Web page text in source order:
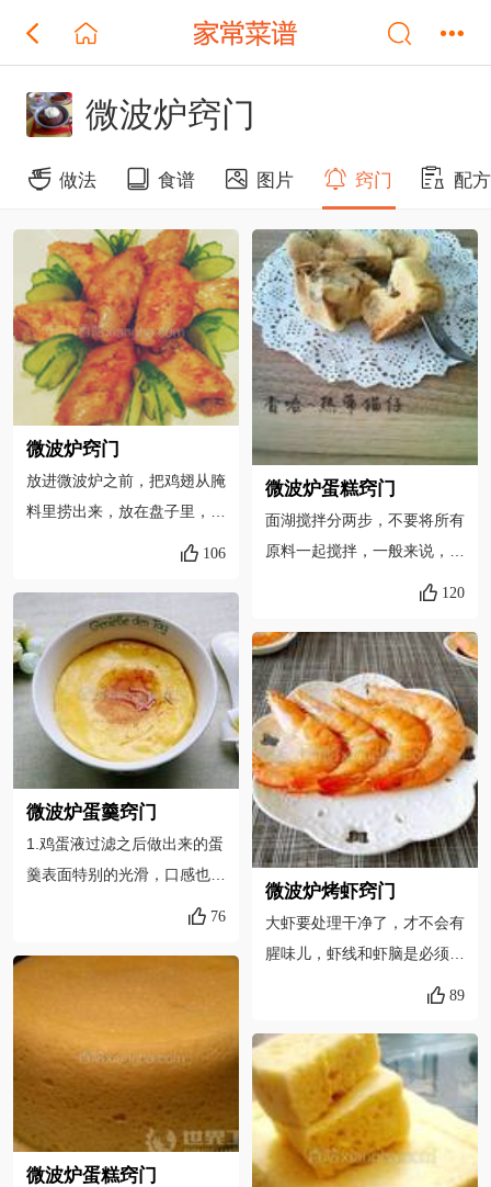
微波炉窍门
做法 食谱 图片 窍门 配方
微波炉窍门
放进微波炉之前，把鸡翅从腌
料里捞出来，放在盘子里，在
表面刷一层少量的蜂蜜，记住
味，如果蜂蜜量过多，鸡翅就
会变焦啦。 还有就是，烤完
之后盘子是很烫的，要带隔热
手套，防止烫手哦~
106
微波炉蛋羹窍门
1.鸡蛋液过滤之后做出来的蛋
羹表面特别的光滑，口感也很
细腻。2.鸡蛋液可以直接敲入
多少毫升的水，1:1的比例绝
的。3.金属的碗不能放进微波
炉微波，亲们不要忘记哦。4.
大家微波炉都不一样，所以时
间要自己调整。5.不喜欢吃淡
口味蛋羹的亲可以自己加盐。
76
微波炉蛋糕窍门
微波炉蛋糕窍门
面湖搅拌分两步，不要将所有
原料一起搅拌，一般来说，鸡
蛋约重50克左右，用这种鸡
即可出好，而对于达到60克
左右的鸡蛋，则需适当延长微
波炉时间10秒左右，另外，
如果鸡蛋是刚从冰箱取出，则
还需要将微波炉时间再延长
20秒左右。放入油的份量按
1+1的放(1+1半匙)按半份量
来加，依次类推。加热过度会
影响蛋糕的质量和口感，使用
带盖的微波炉专用器皿有利于
保持蛋糕的水分，制作效果会
120
微波炉烤虾窍门
大虾要处理干净了，才不会有
腥味儿，虾线和虾脑是必须去
掉的，去虾线的好办法就是用
成，大虾可以直接放微波炉
烤，不腌制也可以的，我就没
腌很有滋味的，微波炉温度稍
有区别吧，想吃烤干的虾可以
多烤几分钟
89